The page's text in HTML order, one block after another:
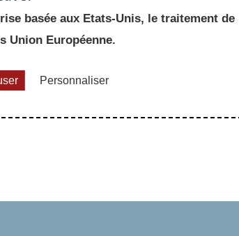
basée aux Etats-Unis, le traitement de
Union Européenne.
Personnaliser